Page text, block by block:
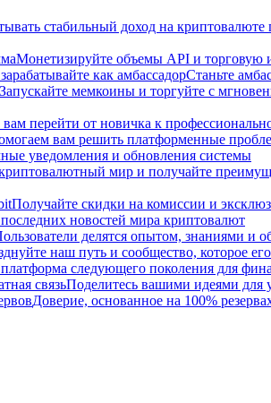
стабильный доход на криптовалюте
Монетизируйте объемы API и торговую
как амбассадорСтаньте
Запускайте мемкоины и торгуйте с
перейти от новичка к
вам решить платформенные
уведомления и обновления системы
мир и получайте
Получайте скидки на комиссии и
последних новостей мира криптовалют
делятся опытом, знаниями и
наш путь и сообщество, которое
платформа следующего поколения для
связьПоделитесь вашими идеями для
Доверие, основанное на 100%